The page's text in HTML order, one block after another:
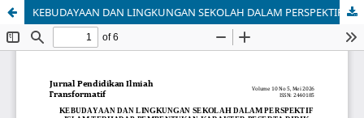
KEBUDAYAAN DAN LINGKUNGAN SEKOLAH DALAM PERSPEKTIF ISLAM TERHADAP PEMBENTUKAN KARAKTER PESERTA DIDIK